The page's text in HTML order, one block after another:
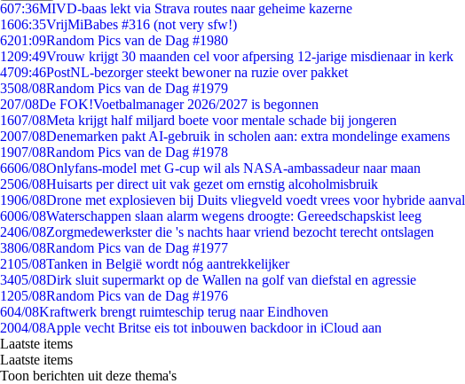
607:36MIVD-baas lekt via Strava routes naar geheime kazerne
1606:35VrijMiBabes #316 (not very sfw!)
6201:09Random Pics van de Dag #1980
1209:49Vrouw krijgt 30 maanden cel voor afpersing 12-jarige misdienaar in kerk
4709:46PostNL-bezorger steekt bewoner na ruzie over pakket
3508/08Random Pics van de Dag #1979
207/08De FOK!Voetbalmanager 2026/2027 is begonnen
1607/08Meta krijgt half miljard boete voor mentale schade bij jongeren
2007/08Denemarken pakt AI-gebruik in scholen aan: extra mondelinge examens
1907/08Random Pics van de Dag #1978
6606/08Onlyfans-model met G-cup wil als NASA-ambassadeur naar maan
2506/08Huisarts per direct uit vak gezet om ernstig alcoholmisbruik
1906/08Drone met explosieven bij Duits vliegveld voedt vrees voor hybride aanval
6006/08Waterschappen slaan alarm wegens droogte: Gereedschapskist leeg
2406/08Zorgmedewerkster die 's nachts haar vriend bezocht terecht ontslagen
3806/08Random Pics van de Dag #1977
2105/08Tanken in België wordt nóg aantrekkelijker
3405/08Dirk sluit supermarkt op de Wallen na golf van diefstal en agressie
1205/08Random Pics van de Dag #1976
604/08Kraftwerk brengt ruimteschip terug naar Eindhoven
2004/08Apple vecht Britse eis tot inbouwen backdoor in iCloud aan
Laatste items
Laatste items
Toon berichten uit deze thema's